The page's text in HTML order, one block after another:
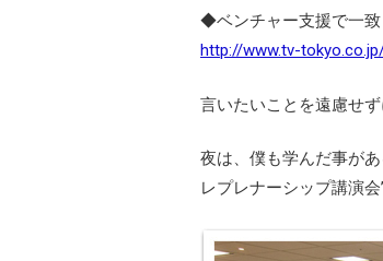
◆ベンチャー支援で一致
http://www.tv-
言いたいことを遠慮せ
夜は、僕も学んだ事が
レプレナーシップ講演